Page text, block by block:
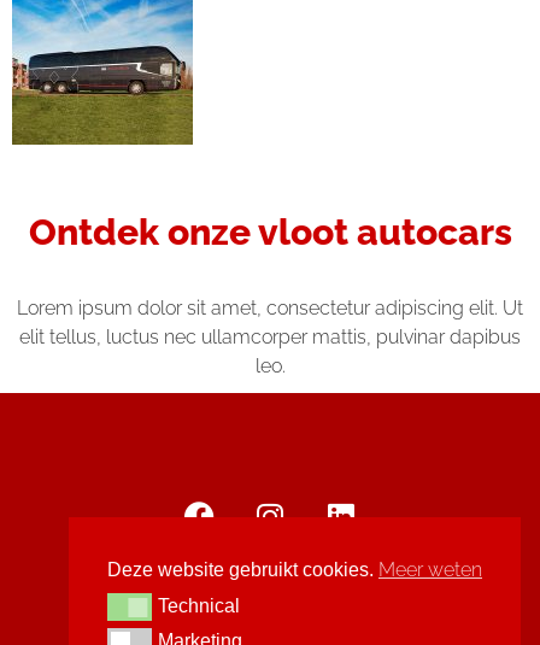
Ontdek onze vloot autocars
Lorem ipsum dolor sit amet, consectetur adipiscing elit. Ut
elit tellus, luctus nec ullamcorper mattis, pulvinar dapibus
leo.
MULTIOBUS ©
Deze website gebruikt cookies. Meer weten
TechnicalTechnical
Marketing